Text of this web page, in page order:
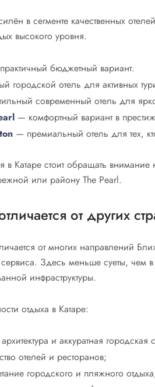
в сегменте качественных
высокого уровня.
бюджетный вариант.
городской отель для активных
современный отель для
— комфортный вариант в
— премиальный отель для тех,
в Катаре стоит обращать
или району The Pearl.
от других
от многих направлений
Здесь меньше суеты, чем
инфраструктуры.
отдыха в Катаре:
и аккуратная городская
отелей и ресторанов;
городского и пляжного